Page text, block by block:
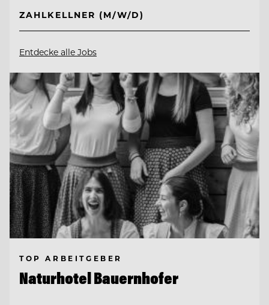
ZAHLKELLNER (M/W/D)
Entdecke alle Jobs
TOP ARBEITGEBER
Naturhotel Bauernhofer